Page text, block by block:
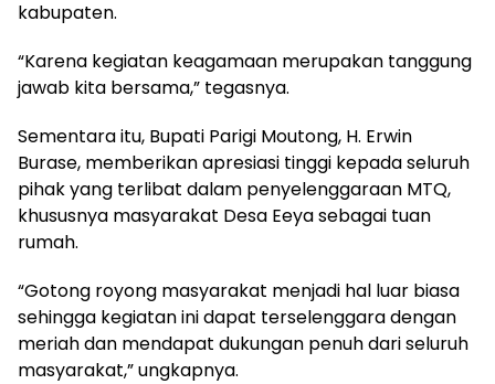
kabupaten.
“Karena kegiatan keagamaan merupakan tanggung
jawab kita bersama,” tegasnya.
Sementara itu, Bupati Parigi Moutong, H. Erwin
Burase, memberikan apresiasi tinggi kepada seluruh
pihak yang terlibat dalam penyelenggaraan MTQ,
khususnya masyarakat Desa Eeya sebagai tuan
rumah.
“Gotong royong masyarakat menjadi hal luar biasa
sehingga kegiatan ini dapat terselenggara dengan
meriah dan mendapat dukungan penuh dari seluruh
masyarakat,” ungkapnya.